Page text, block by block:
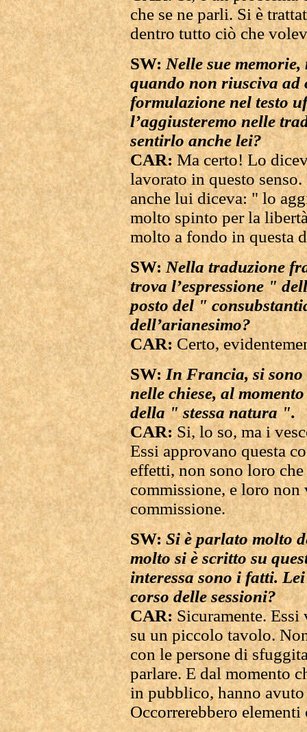
che se ne parli. Si è
dentro tutto ciò che
SW:Nelle sue
quando non riusciva ad
formulazione nel testo
l’aggiusteremo nelle
sentirlo anche lei?
CAR:Ma certo! Lo
lavorato in questo
anche lui diceva: " lo
molto spinto per la
molto a fondo in questa
SW:Nella traduzione
trova l’espressione "
posto del "
dell’arianesimo?
CAR:Certo,
SW:In Francia, si sono
nelle chiese, al
della " stessa natura ".
CAR:Si, lo so, ma i
Essi approvano questa
effetti, non sono loro
commissione, e loro non
commissione.
SW:Si è parlato molto
molto si è scritto su
interessa sono i fatti.
corso delle sessioni?
CAR:Sicuramente.
su un piccolo tavolo.
con le persone di
parlare. E dal momento
in pubblico, hanno avuto
Occorrerebbero